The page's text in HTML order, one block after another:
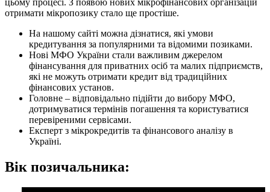
цьому процесі. З появою нових мікрофінансових організацій
отримати мікропозику стало ще простіше.
На нашому сайті можна дізнатися, які умови
кредитування за популярними та відомими позиками.
Нові МФО України стали важливим джерелом
фінансування для приватних осіб та малих підприємств,
які не можуть отримати кредит від традиційних
фінансових установ.
Головне – відповідально підійти до вибору МФО,
дотримуватися термінів погашення та користуватися
перевіреними сервісами.
Експерт з мікрокредитів та фінансового аналізу в
Україні.
Вік позичальника: